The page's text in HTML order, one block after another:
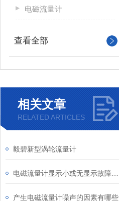
电磁流量计
查看全部
相关文章
RELATED ARTICLES
毅碧新型涡轮流量计
产生电磁流量计噪声的因素有哪些